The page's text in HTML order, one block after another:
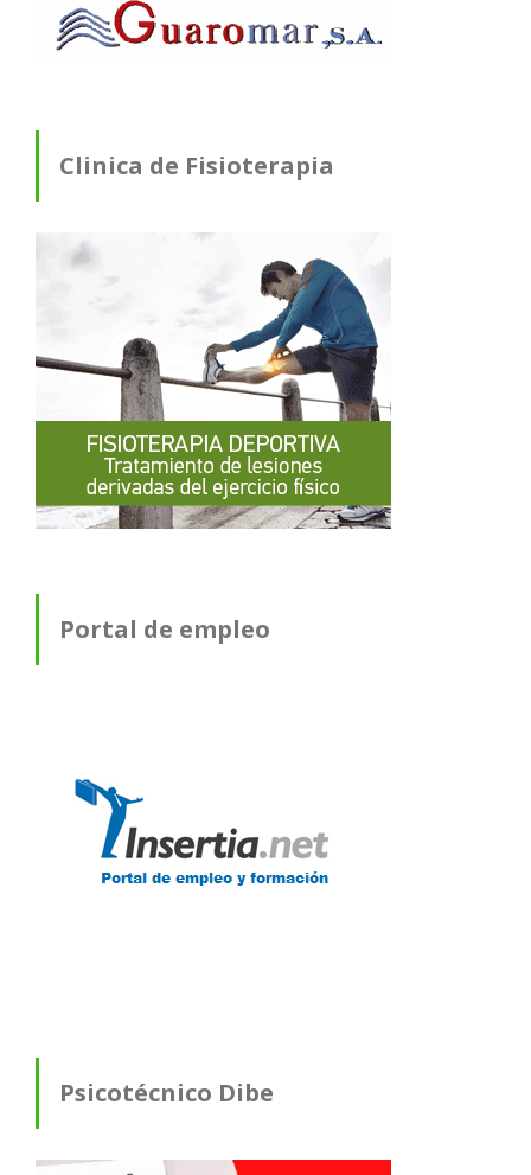
Clinica de Fisioterapia
Portal de empleo
Psicotécnico Dibe